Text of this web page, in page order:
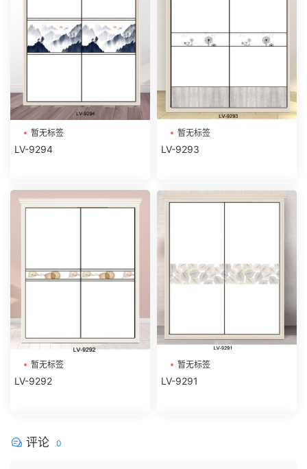
暂无标签
LV-9294
暂无标签
LV-9293
暂无标签
LV-9292
暂无标签
LV-9291
评论 0